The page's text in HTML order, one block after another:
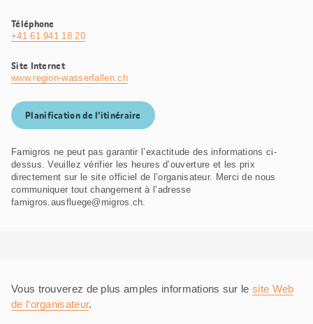
Téléphone
+41 61 941 18 20
Site Internet
www.region-wasserfallen.ch
Planification de l’itinéraire
Famigros ne peut pas garantir l’exactitude des informations ci-
dessus. Veuillez vérifier les heures d’ouverture et les prix
directement sur le site officiel de l’organisateur. Merci de nous
communiquer tout changement à l’adresse
famigros.ausfluege@migros.ch.
Vous trouverez de plus amples informations sur le site Web
de l‘organisateur.